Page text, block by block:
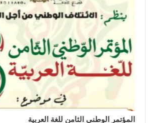
المؤتمر الوطني الثامن للغة العربية